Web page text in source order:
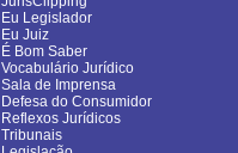
Eu Legislador
Eu Juiz
É Bom Saber
Vocabulário Jurídico
Sala de Imprensa
Defesa do Consumidor
Reflexos Jurídicos
Tribunais